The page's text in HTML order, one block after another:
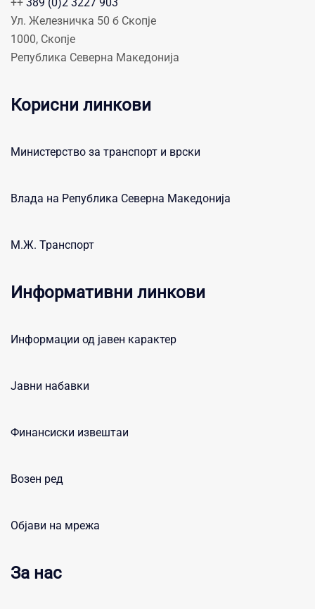
++ 389 (0)2 3227 903
Ул. Железничка 50 б Скопје
1000, Скопје
Република Северна Македонија
Корисни линкови
Министерство за транспорт и врски
Влада на Република Северна Македонија
М.Ж. Транспорт
Информативни линкови
Информации од јавен карактер
Јавни набавки
Финансиски извештаи
Возен ред
Објави на мрежа
За нас